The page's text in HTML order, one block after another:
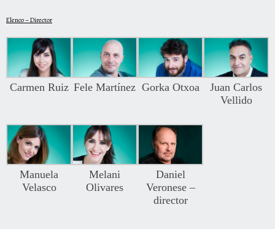
Elenco – Director
Carmen Ruiz Fele Martínez Gorka Otxoa
Juan Carlos
Vellido
Manuela
Velasco
Melani
Olivares
Daniel
Veronese –
director